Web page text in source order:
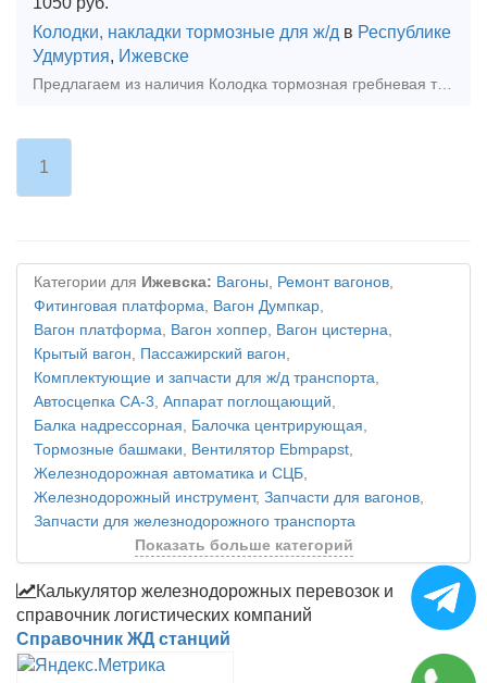
Колодки, накладки тормозные для ж/д в Республике
Удмуртия, Ижевске
1
Категории для Ижевска: Вагоны, Ремонт вагонов,
Фитинговая платформа, Вагон Думпкар,
Вагон платформа, Вагон хоппер, Вагон цистерна,
Крытый вагон, Пассажирский вагон,
Комплектующие и запчасти для ж/д транспорта,
Автосцепка СА-3, Аппарат поглощающий,
Балка надрессорная, Балочка центрирующая,
Тормозные башмаки, Вентилятор Ebmpapst,
Железнодорожная автоматика и СЦБ,
Железнодорожный инструмент, Запчасти для вагонов,
Запчасти для железнодорожного транспорта
Показать больше категорий
Калькулятор железнодорожных перевозок и
справочник логистических компаний
Справочник ЖД станций